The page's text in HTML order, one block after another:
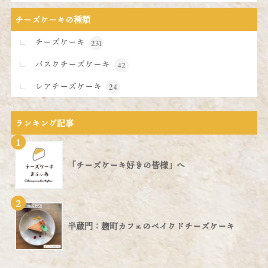
チーズケーキの種類
チーズケーキ
231
バスクチーズケーキ 42
レアチーズケーキ 24
ランキング記事
1
「チーズケーキ好きの皆様」へ
2
半蔵門：麹町カフェのベイクドチーズケーキ